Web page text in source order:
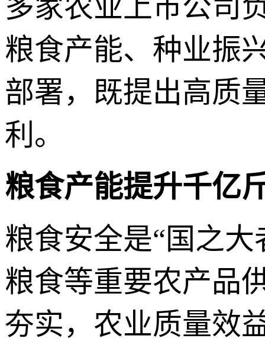
多家农业上市公司
粮食产能、种业振
部署，既提出高质
利。
粮食产能提升千亿
粮食安全是“国之
粮食等重要农产品
夯实，农业质量效